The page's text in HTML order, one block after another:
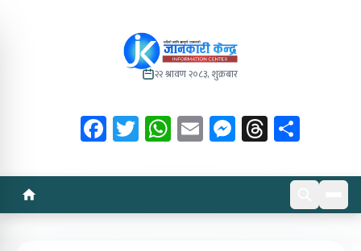
२२ श्रावण २०८३, शुक्रबार
Facebook
Twitter
WhatsApp
EmailMessenger
Threads